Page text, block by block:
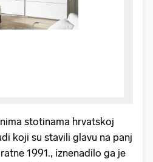
stotinama hrvatskoj
koji su stavili glavu na panj
1991., iznenadilo ga je